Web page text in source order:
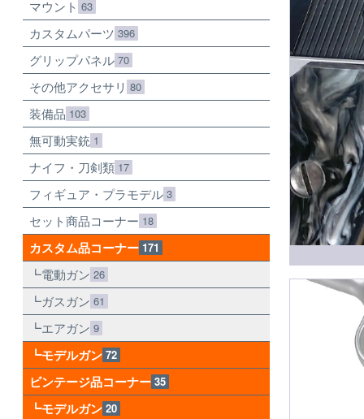
マウント 63
カスタムパーツ 396
グリップパネル 70
その他アクセサリ 80
装備品 103
無可動実銃 1
ナイフ・刀剣類 17
フィギュア・プラモデル 3
セット商品コーナー 18
カスタム品コーナー 171
電動ガン 26
ガスガン 61
エアガン 9
モデルガン 72
ビンテージ品コーナー 35
モデルガン 20